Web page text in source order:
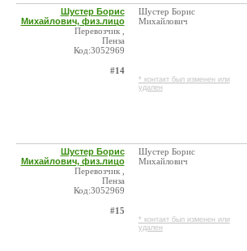
Шустер Борис
Михайлович, физ.лицо
Перевозчик ,
Пенза
Код:3052969
#14
Шустер Борис
Михайлович
* контакт был изменен или
удален
Шустер Борис
Михайлович, физ.лицо
Перевозчик ,
Пенза
Код:3052969
#15
Шустер Борис
Михайлович
* контакт был изменен или
удален